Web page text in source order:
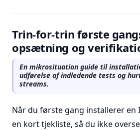
Trin-for-trin første
opsætning og
En mikrosituation guide til
udførelse af indledende tests og
streams.
Når du første gang installerer en
en kort tjekliste, så du ikke